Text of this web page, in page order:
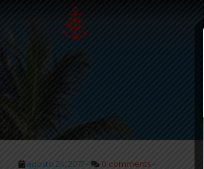
agosto 24, 2017 - 0 comments -